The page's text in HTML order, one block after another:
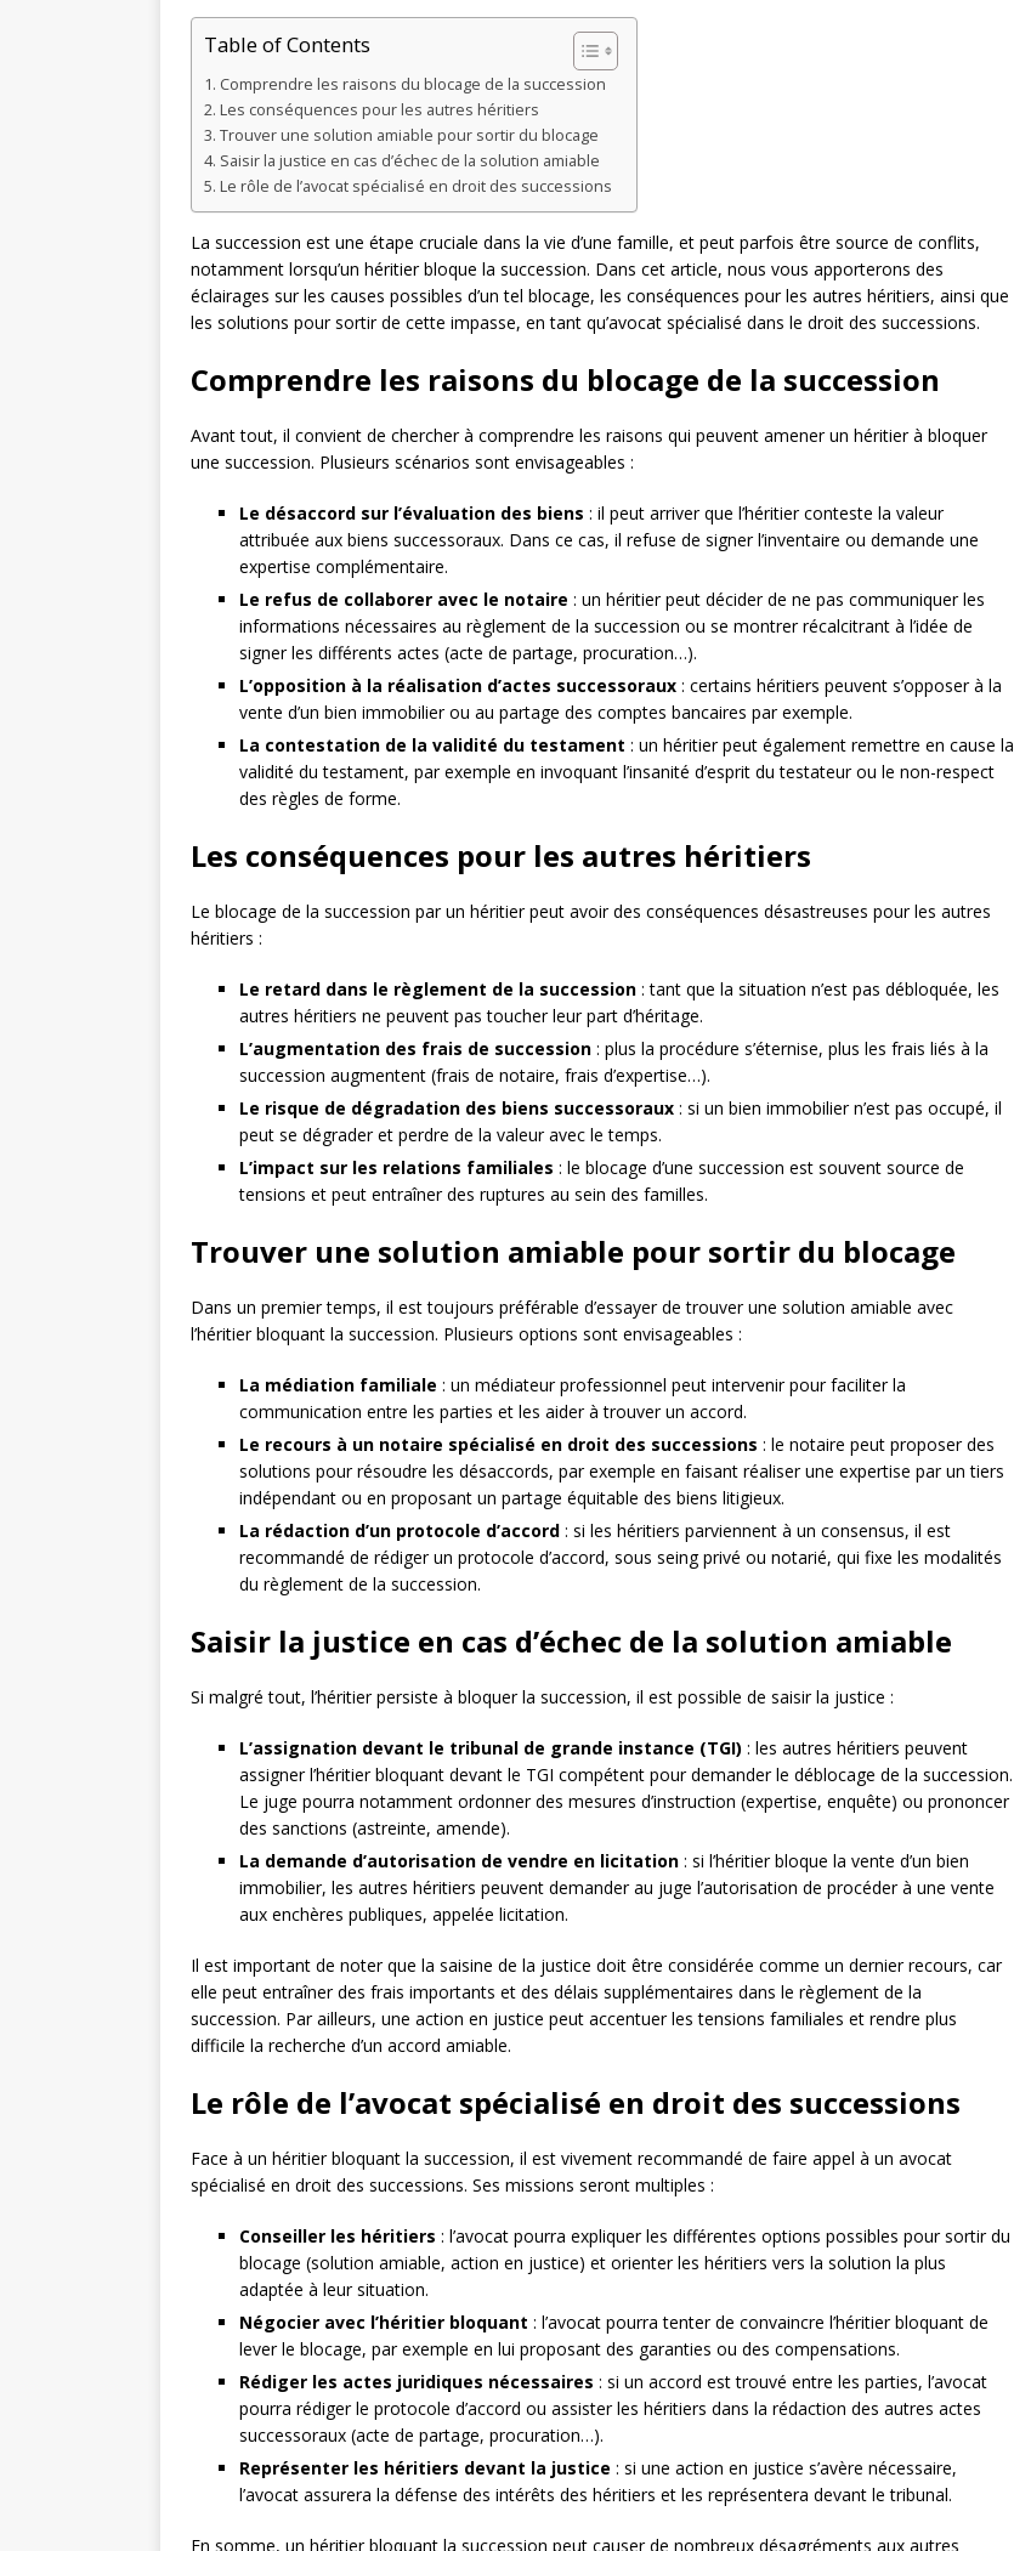
Table of Contents
Comprendre les raisons du blocage de la succession
Les conséquences pour les autres héritiers
Trouver une solution amiable pour sortir du blocage
Saisir la justice en cas d’échec de la solution amiable
Le rôle de l’avocat spécialisé en droit des successions
La succession est une étape cruciale dans la vie d’une famille, et peut parfois être source de conflits,
notamment lorsqu’un héritier bloque la succession. Dans cet article, nous vous apporterons des
éclairages sur les causes possibles d’un tel blocage, les conséquences pour les autres héritiers, ainsi que
les solutions pour sortir de cette impasse, en tant qu’avocat spécialisé dans le droit des successions.
Comprendre les raisons du blocage de la succession
Avant tout, il convient de chercher à comprendre les raisons qui peuvent amener un héritier à bloquer
une succession. Plusieurs scénarios sont envisageables :
Le désaccord sur l’évaluation des biens : il peut arriver que l’héritier conteste la valeur
attribuée aux biens successoraux. Dans ce cas, il refuse de signer l’inventaire ou demande une
expertise complémentaire.
Le refus de collaborer avec le notaire : un héritier peut décider de ne pas communiquer les
informations nécessaires au règlement de la succession ou se montrer récalcitrant à l’idée de
signer les différents actes (acte de partage, procuration…).
L’opposition à la réalisation d’actes successoraux : certains héritiers peuvent s’opposer à la
vente d’un bien immobilier ou au partage des comptes bancaires par exemple.
La contestation de la validité du testament : un héritier peut également remettre en cause la
validité du testament, par exemple en invoquant l’insanité d’esprit du testateur ou le non-respect
des règles de forme.
Les conséquences pour les autres héritiers
Le blocage de la succession par un héritier peut avoir des conséquences désastreuses pour les autres
héritiers :
Le retard dans le règlement de la succession : tant que la situation n’est pas débloquée, les
autres héritiers ne peuvent pas toucher leur part d’héritage.
L’augmentation des frais de succession : plus la procédure s’éternise, plus les frais liés à la
succession augmentent (frais de notaire, frais d’expertise…).
Le risque de dégradation des biens successoraux : si un bien immobilier n’est pas occupé, il
peut se dégrader et perdre de la valeur avec le temps.
L’impact sur les relations familiales : le blocage d’une succession est souvent source de
tensions et peut entraîner des ruptures au sein des familles.
Trouver une solution amiable pour sortir du blocage
Dans un premier temps, il est toujours préférable d’essayer de trouver une solution amiable avec
l’héritier bloquant la succession. Plusieurs options sont envisageables :
La médiation familiale : un médiateur professionnel peut intervenir pour faciliter la
communication entre les parties et les aider à trouver un accord.
Le recours à un notaire spécialisé en droit des successions : le notaire peut proposer des
solutions pour résoudre les désaccords, par exemple en faisant réaliser une expertise par un tiers
indépendant ou en proposant un partage équitable des biens litigieux.
La rédaction d’un protocole d’accord : si les héritiers parviennent à un consensus, il est
recommandé de rédiger un protocole d’accord, sous seing privé ou notarié, qui fixe les modalités
du règlement de la succession.
Saisir la justice en cas d’échec de la solution amiable
Si malgré tout, l’héritier persiste à bloquer la succession, il est possible de saisir la justice :
L’assignation devant le tribunal de grande instance (TGI) : les autres héritiers peuvent
assigner l’héritier bloquant devant le TGI compétent pour demander le déblocage de la succession.
Le juge pourra notamment ordonner des mesures d’instruction (expertise, enquête) ou prononcer
des sanctions (astreinte, amende).
La demande d’autorisation de vendre en licitation : si l’héritier bloque la vente d’un bien
immobilier, les autres héritiers peuvent demander au juge l’autorisation de procéder à une vente
aux enchères publiques, appelée licitation.
Il est important de noter que la saisine de la justice doit être considérée comme un dernier recours, car
elle peut entraîner des frais importants et des délais supplémentaires dans le règlement de la
succession. Par ailleurs, une action en justice peut accentuer les tensions familiales et rendre plus
difficile la recherche d’un accord amiable.
Le rôle de l’avocat spécialisé en droit des successions
Face à un héritier bloquant la succession, il est vivement recommandé de faire appel à un avocat
spécialisé en droit des successions. Ses missions seront multiples :
Conseiller les héritiers : l’avocat pourra expliquer les différentes options possibles pour sortir du
blocage (solution amiable, action en justice) et orienter les héritiers vers la solution la plus
adaptée à leur situation.
Négocier avec l’héritier bloquant : l’avocat pourra tenter de convaincre l’héritier bloquant de
lever le blocage, par exemple en lui proposant des garanties ou des compensations.
Rédiger les actes juridiques nécessaires : si un accord est trouvé entre les parties, l’avocat
pourra rédiger le protocole d’accord ou assister les héritiers dans la rédaction des autres actes
successoraux (acte de partage, procuration…).
Représenter les héritiers devant la justice : si une action en justice s’avère nécessaire,
l’avocat assurera la défense des intérêts des héritiers et les représentera devant le tribunal.
En somme, un héritier bloquant la succession peut causer de nombreux désagréments aux autres